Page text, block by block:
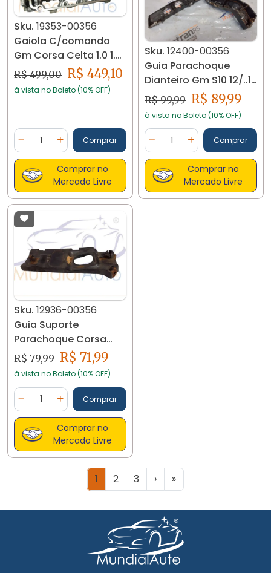
Sku. 19353-00356
Gaiola C/comando
Gm Corsa Celta 1.0 1.4
02/11 93376217 19353
R$ 499,00 R$ 449,10
à vista no Boleto (10% OFF)
Diminuir Quantidade
Quantidade
Adicionar Quantidade
Comprar
Comprar no
Mercado Livre
Sku. 12400-00356
Guia Parachoque
Dianteiro Gm S10 12/..17
52037594 12400
R$ 99,99 R$ 89,99
à vista no Boleto (10% OFF)
Diminuir Quantidade
Quantidade
AdicionarComprar
Comprar no
Mercado Livre
Sku. 12936-00356
Guia Suporte
Parachoque Corsa
Montana 93265050
12936 Ed02a
R$ 79,99 R$ 71,99
à vista no Boleto (10% OFF)
Diminuir Quantidade
Quantidade
Adicionar Quantidade
Comprar
Comprar no
Mercado Livre
1 2 3 › »